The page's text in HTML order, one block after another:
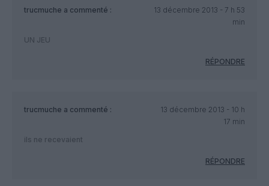
trucmuche a commenté :
13 décembre 2013 - 7 h 53
min
UN JEU
RÉPONDRE
trucmuche a commenté :
13 décembre 2013 - 10 h
17 min
ils ne recevaient
RÉPONDRE